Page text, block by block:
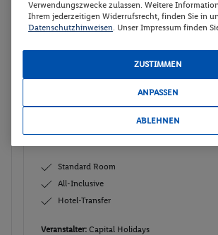
Standard Room
Zimmerdetails
03.10. - 08.10.2026
Ab/ bis Nürnberg (DE) Flugdetails
Standard Room
All-Inclusive
Hotel-Transfer
Veranstalter: Capital Holidays
Verwendungszwecke zulassen. Weitere
Ihrem jederzeitigen Widerrufsrecht, finden Sie in
Datenschutzhinweisen. Unser Impressum finden
ZUSTIMMEN
ANPASSEN
ABLEHNEN